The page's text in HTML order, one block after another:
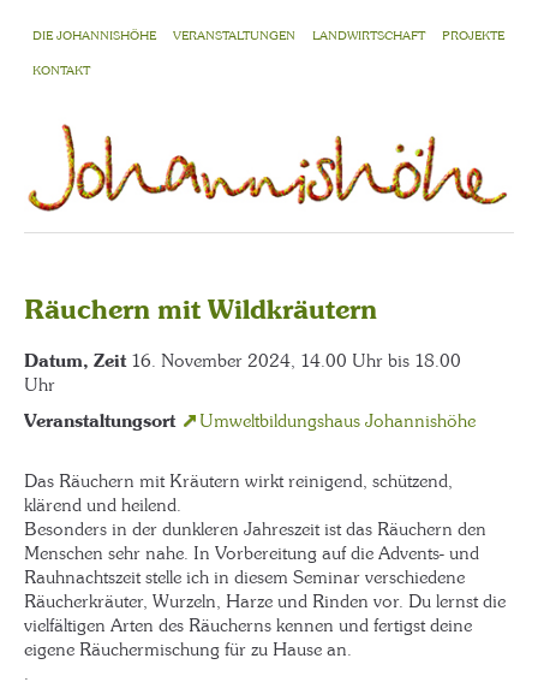
DIE JOHANNISHÖHE VERANSTALTUNGEN LANDWIRTSCHAFT PROJEKTE
KONTAKT
Räuchern mit Wildkräutern
Datum, Zeit16. November 2024, 14.00 Uhr bis 18.00
Uhr
Veranstaltungsort Umweltbildungshaus Johannishöhe
Das Räuchern mit Kräutern wirkt reinigend, schützend,
klärend und heilend.
Besonders in der dunkleren Jahreszeit ist das Räuchern den
Menschen sehr nahe. In Vorbereitung auf die Advents- und
Rauhnachtszeit stelle ich in diesem Seminar verschiedene
Räucherkräuter, Wurzeln, Harze und Rinden vor. Du lernst die
vielfältigen Arten des Räucherns kennen und fertigst deine
eigene Räuchermischung für zu Hause an.
.